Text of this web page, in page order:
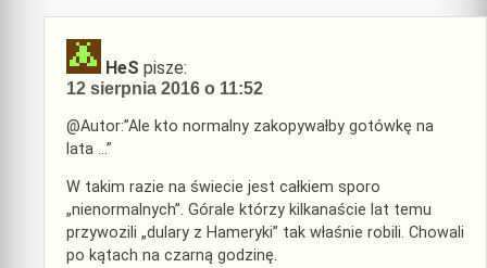
HeS pisze:
12 sierpnia 2016 o 11:52
@Autor:”Ale kto normalny zakopywałby gotówkę na
lata …”
W takim razie na świecie jest całkiem sporo
„nienormalnych”. Górale którzy kilkanaście lat temu
przywozili „dulary z Hameryki” tak właśnie robili. Chowali
po kątach na czarną godzinę.